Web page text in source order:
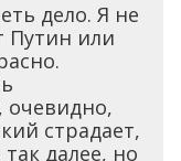
дело. Я не
Путин или
очевидно,
страдает,
далее, но